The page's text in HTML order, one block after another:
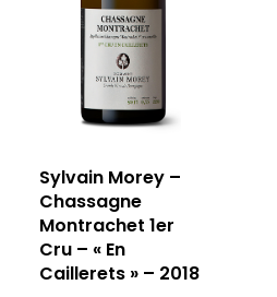
Sylvain Morey –
Chassagne
Montrachet 1er
Cru – « En
Caillerets » – 2018